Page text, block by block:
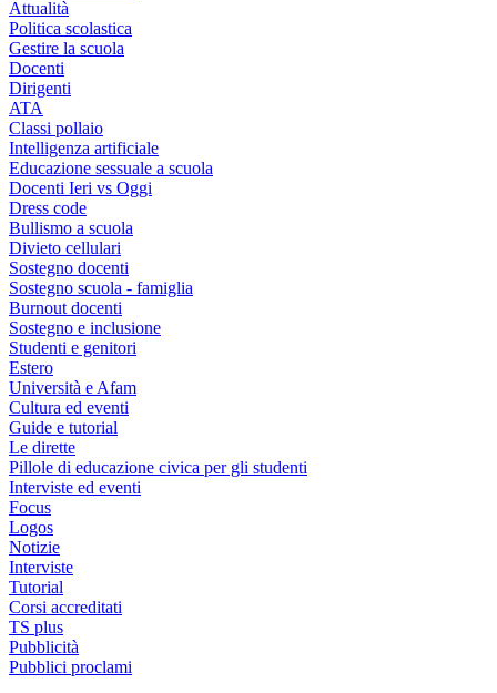
Attualità
Politica scolastica
Gestire la scuola
Docenti
Dirigenti
ATA
Classi pollaio
Intelligenza artificiale
Educazione sessuale a scuola
Docenti Ieri vs Oggi
Dress code
Bullismo a scuola
Divieto cellulari
Sostegno docenti
Sostegno scuola - famiglia
Burnout docenti
Sostegno e inclusione
Studenti e genitori
Estero
Università e Afam
Cultura ed eventi
Guide e tutorial
Le dirette
Pillole di educazione civica per gli studenti
Interviste ed eventi
Focus
Logos
Notizie
Interviste
Tutorial
Corsi accreditati
TS plus
Pubblicità
Pubblici proclami